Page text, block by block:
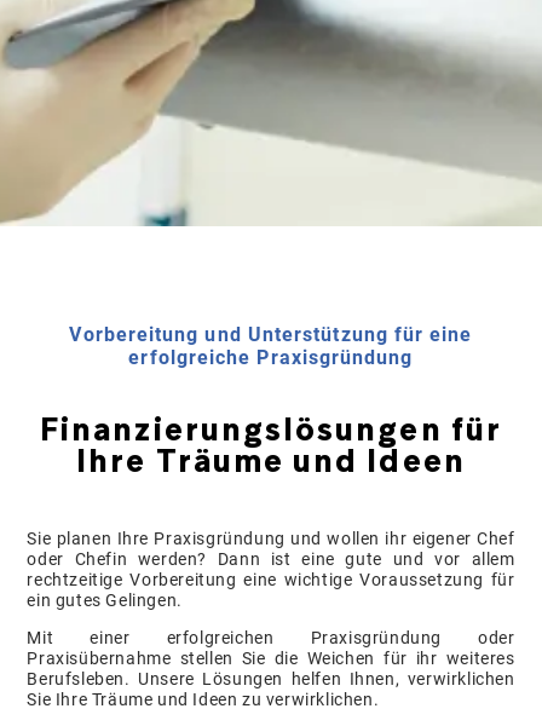
Vorbereitung und Unterstützung für eine
erfolgreiche Praxisgründung
Finanzierungslösungen für
Ihre Träume und Ideen
Sie planen Ihre Praxisgründung und wollen ihr eigener Chef
oder Chefin werden? Dann ist eine gute und vor allem
rechtzeitige Vorbereitung eine wichtige Voraussetzung für
ein gutes Gelingen.
Mit einer erfolgreichen Praxisgründung oder
Praxisübernahme stellen Sie die Weichen für ihr weiteres
Berufsleben. Unsere Lösungen helfen Ihnen, verwirklichen
Sie Ihre Träume und Ideen zu verwirklichen.